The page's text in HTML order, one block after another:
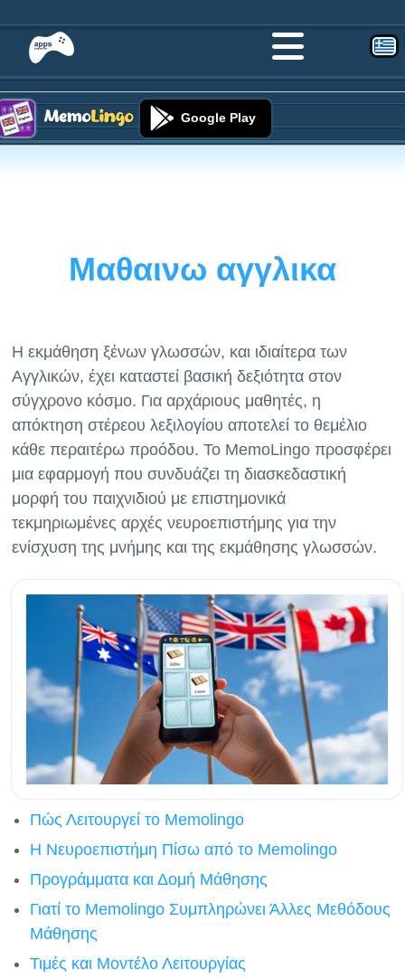
Google Play
Μαθαινω αγγλικα
Η εκμάθηση ξένων γλωσσών, και ιδιαίτερα των
Αγγλικών, έχει καταστεί βασική δεξιότητα στον
σύγχρονο κόσμο. Για αρχάριους μαθητές, η
απόκτηση στέρεου λεξιλογίου αποτελεί το θεμέλιο
κάθε περαιτέρω προόδου. Το MemoLingo προσφέρει
μια εφαρμογή που συνδυάζει τη διασκεδαστική
μορφή του παιχνιδιού με επιστημονικά
τεκμηριωμένες αρχές νευροεπιστήμης για την
Πώς Λειτουργεί το Memolingo
Η Νευροεπιστήμη Πίσω από το Memolingo
Προγράμματα και Δομή Μάθησης
Γιατί το Memolingo Συμπληρώνει Άλλες Μεθόδους
Μάθησης
Τιμές και Μοντέλο Λειτουργίας